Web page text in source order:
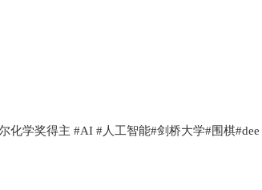
化学奖得主 #AI #人工智能#剑桥大学#围棋#dee